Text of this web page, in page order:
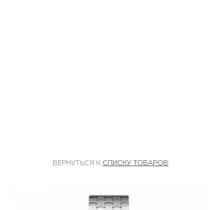
ВЕРНУТЬСЯ К СПИСКУ ТОВАРОВ